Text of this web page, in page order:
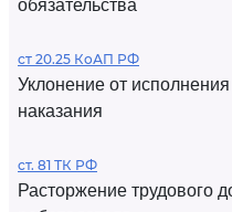
обязательства
ст 20.25 КоАП РФ
Уклонение от
наказания
ст. 81 ТК РФ
Расторжение трудового